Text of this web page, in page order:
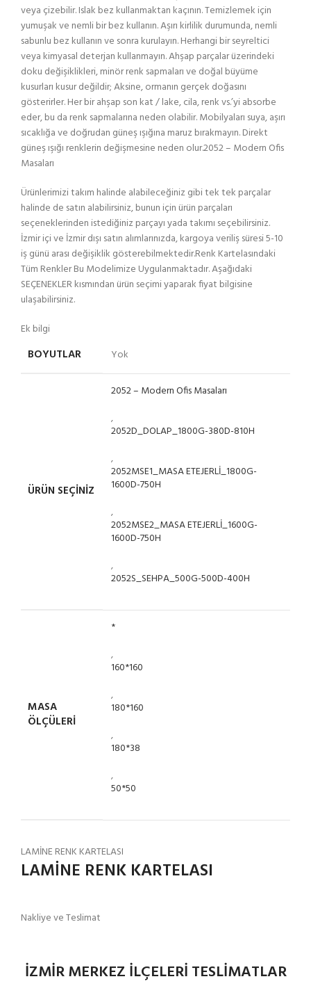
veya çizebilir. Islak bez kullanmaktan kaçının. Temizlemek için
yumuşak ve nemli bir bez kullanın. Aşırı kirlilik durumunda, nemli
sabunlu bez kullanın ve sonra kurulayın. Herhangi bir seyreltici
veya kimyasal deterjan kullanmayın. Ahşap parçalar üzerindeki
doku değişiklikleri, minör renk sapmaları ve doğal büyüme
kusurları kusur değildir; Aksine, ormanın gerçek doğasını
gösterirler. Her bir ahşap son kat / lake, cila, renk vs.’yi absorbe
eder, bu da renk sapmalarına neden olabilir. Mobilyaları suya, aşırı
sıcaklığa ve doğrudan güneş ışığına maruz bırakmayın. Direkt
güneş ışığı renklerin değişmesine neden olur.2052 – Modern Ofis
Masaları
Ürünlerimizi takım halinde alabileceğiniz gibi tek tek parçalar
halinde de satın alabilirsiniz, bunun için ürün parçaları
seçeneklerinden istediğiniz parçayı yada takımı seçebilirsiniz.
İzmir içi ve İzmir dışı satın alımlarınızda, kargoya veriliş süresi 5-10
iş günü arası değişiklik gösterebilmektedir.Renk Kartelasındaki
Tüm Renkler Bu Modelimize Uygulanmaktadır. Aşağıdaki
SEÇENEKLER kısmından ürün seçimi yaparak fiyat bilgisine
ulaşabilirsiniz.
Ek bilgi
BOYUTLAR Yok
ÜRÜN SEÇINIZ
2052 – Modern Ofis Masaları
,
2052D_DOLAP_1800G-380D-810H
,
2052MSE1_MASA ETEJERLİ_1800G-
1600D-750H
,
2052MSE2_MASA ETEJERLİ_1600G-
1600D-750H
,
2052S_SEHPA_500G-500D-400H
MASA
ÖLÇÜLERİ
*
,
160*160
,
180*160
,
180*38
,
50*50
LAMİNE RENK KARTELASI
LAMİNE RENK KARTELASI
Nakliye ve Teslimat
İZMİR MERKEZ İLÇELERİ TESLİMATLAR